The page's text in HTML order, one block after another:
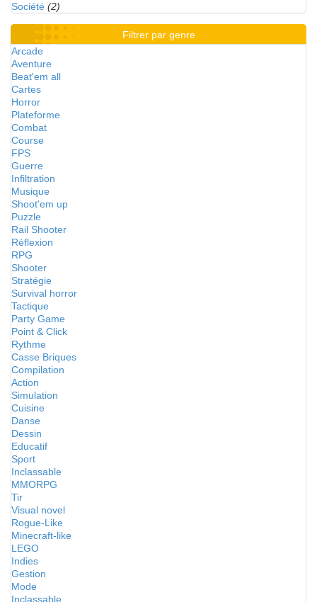
Société (2)
Filtrer par genre
Arcade
Aventure
Beat'em all
Cartes
Horror
Plateforme
Combat
Course
FPS
Guerre
Infiltration
Musique
Shoot'em up
Puzzle
Rail Shooter
Réflexion
RPG
Shooter
Stratégie
Survival horror
Tactique
Party Game
Point & Click
Rythme
Casse Briques
Compilation
Action
Simulation
Cuisine
Danse
Dessin
Educatif
Sport
Inclassable
MMORPG
Tir
Visual novel
Rogue-Like
Minecraft-like
LEGO
Indies
Gestion
Mode
Inclassable